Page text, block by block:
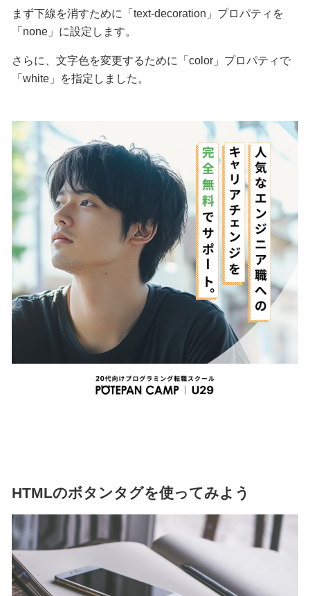
まず下線を消すために「text-decoration」プロパティを
「none」に設定します。
さらに、文字色を変更するために「color」プロパティで
「white」を指定しました。
HTMLのボタンタグを使ってみよう